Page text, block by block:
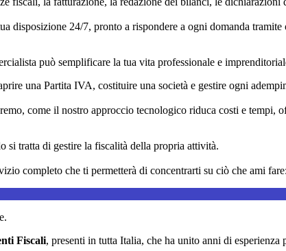
disposizione 24/7, pronto a rispondere a ogni domanda
può semplificare la tua vita professionale e
una Partita IVA, costituire una società e gestire ogni
come il nostro approccio tecnologico riduca costi e tempi,
si tratta di gestire la fiscalità della propria attività.
completo che ti permetterà di concentrarti su ciò che ami
Fiscali, presenti in tutta Italia, che ha unito anni di